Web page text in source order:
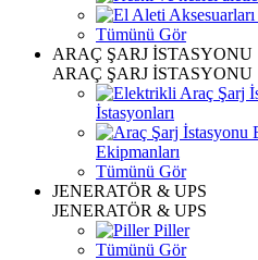
Tümünü Gör
ARAÇ ŞARJ İSTASYONU
ARAÇ ŞARJ İSTASYONU
İstasyonları
Ekipmanları
Tümünü Gör
JENERATÖR & UPS
JENERATÖR & UPS
Piller
Tümünü Gör